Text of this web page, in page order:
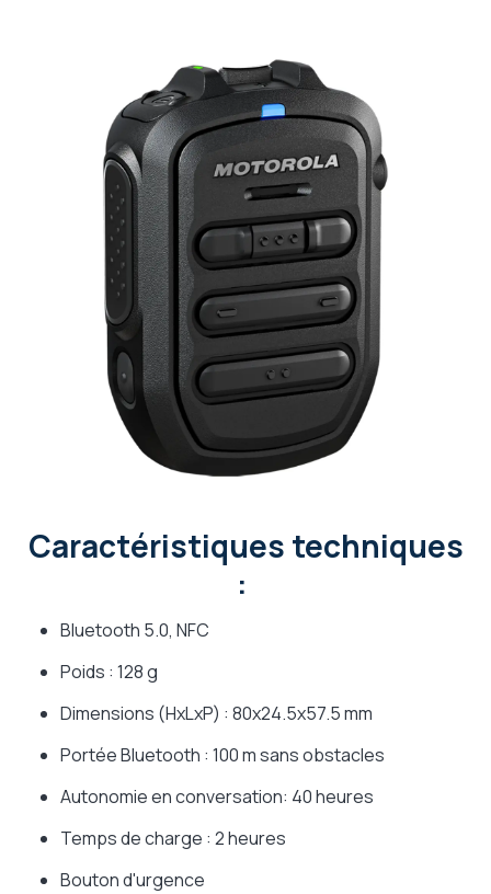
Caractéristiques techniques
:
Bluetooth 5.0, NFC
Poids : 128 g
Dimensions (HxLxP) : 80x24.5x57.5 mm
Portée Bluetooth : 100 m sans obstacles
Autonomie en conversation: 40 heures
Temps de charge : 2 heures
Bouton d'urgence